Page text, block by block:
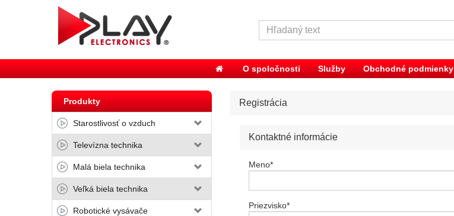
O spoločnosti Služby Obchodné podmienky
Produkty
Starostlivosť o vzduch
Televízna technika
Malá biela technika
Veľká biela technika
Robotické vysávače
Registrácia
Kontaktné informácie
Meno*
Priezvisko*